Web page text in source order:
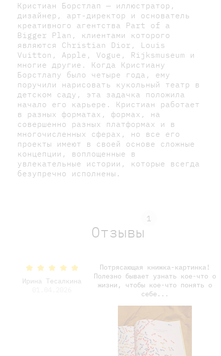
Кристиан Борстлап — иллюстратор,
дизайнер, арт-директор и основатель
креативного агентства Part of a
Bigger Plan, клиентами которого
являются Christian Dior, Louis
Vuitton, Apple, Vogue, Rijksmuseum и
многие другие. Когда Кристиану
Борстлапу было четыре года, ему
поручили нарисовать кукольный театр в
детском саду, эта задачка положила
начало его карьере. Кристиан работает
в разных форматах, формах, на
совершенно разных платформах и в
многочисленных сферах, но все его
проекты имеют в своей основе сложные
концепции, воплощенные в
увлекательные истории, которые всегда
безупречно исполнены.
Отзывы
1
Ирина Тесалкина
Потрясающая книжка-картинка!
Полезно бывает узнать кое-что о
жизни, чтобы кое-что понять о
себе...